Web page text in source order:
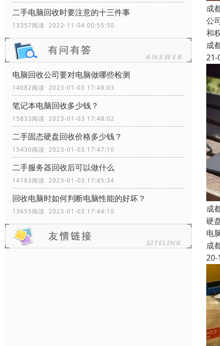
二手电脑回收时要注意的十三件事
13357阅读 2022-11-04 00:55:50
电脑回收公司要对电脑做哪些检测
14082阅读 2023-01-03 17:49:03
笔记本电脑回收多少钱？
15833阅读 2023-01-03 17:48:02
二手固态硬盘回收价格多少钱？
15430阅读 2023-01-03 17:47:10
二手服务器回收后可以做什么
14183阅读 2023-01-03 17:45:34
回收电脑时如何判断电脑性能的好坏？
13655阅读 2023-01-03 17:44:10
成
公
和
成
21-
成
硬
电
成
20-